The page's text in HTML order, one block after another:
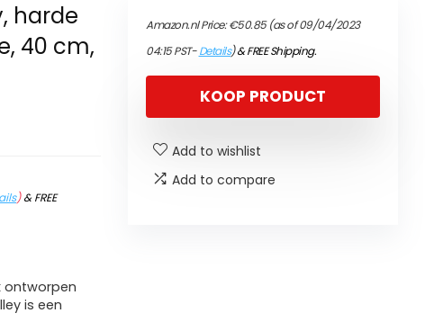
harde
40 cm,
)&FREE
ontworpen
is een
Amazon.nl Price:€50.85(as of 09/04/2023
04:15 PST-Details)&FREE Shipping.
KOOP PRODUCT
Add to wishlist
Add to compare